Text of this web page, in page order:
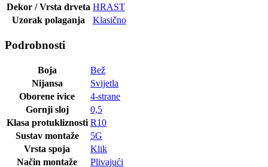
Dekor / Vrsta drveta HRAST
Uzorak polaganja
Klasično
Podrobnosti
Boja
Bež
Nijansa
Svijetla
Oborene ivice
4-strane
Gornji sloj
0,5
Klasa protukliznosti R10
Sustav montaže
5G
Vrsta spoja
Klik
Način montaže
Plivajući